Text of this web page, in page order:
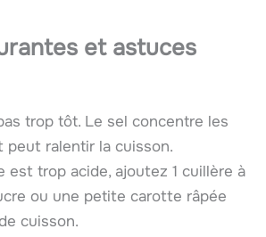
et astuces
trop tôt. Le sel concentre les
peut ralentir la cuisson.
est trop acide, ajoutez 1 cuillère à
ou une petite carotte râpée
cuisson.